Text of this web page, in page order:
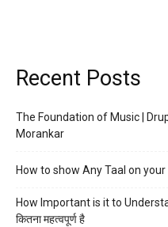
Recent Posts
The Foundation of Music |
Morankar
How to show Any Taal on your
How Important is it to
कितना महत्वपूर्ण है